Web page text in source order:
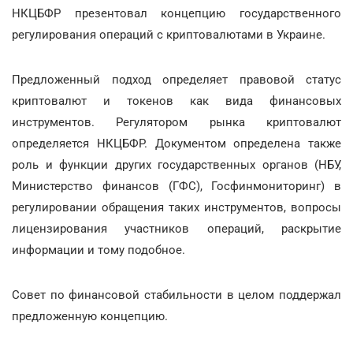
НКЦБФР презентовал концепцию государственного
регулирования операций с криптовалютами в Украине.
Предложенный подход определяет правовой статус
криптовалют и токенов как вида финансовых
инструментов. Регулятором рынка криптовалют
определяется НКЦБФР. Документом определена также
роль и функции других государственных органов (НБУ,
Министерство финансов (ГФС), Госфинмониторинг) в
регулировании обращения таких инструментов, вопросы
лицензирования участников операций, раскрытие
информации и тому подобное.
Совет по финансовой стабильности в целом поддержал
предложенную концепцию.